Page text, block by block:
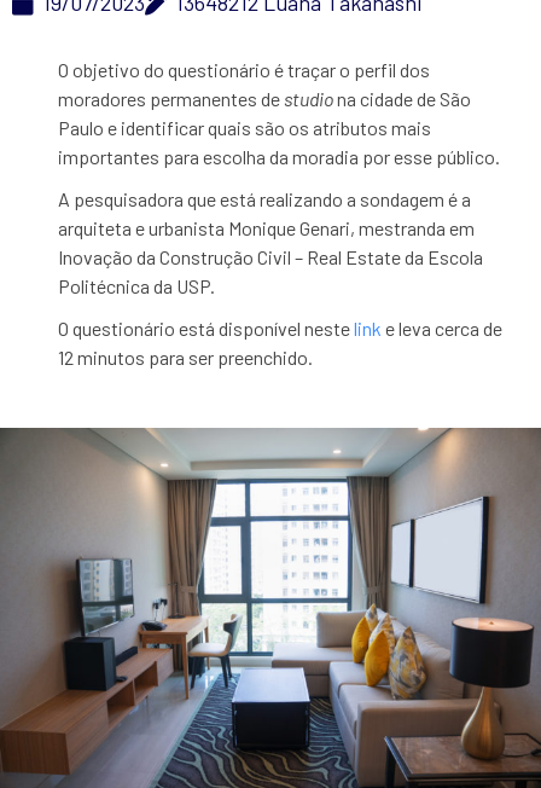
O objetivo do questionário é traçar o perfil dos
moradores permanentes de studiona cidade de São
Paulo e identificar quais são os atributos mais
importantes para escolha da moradia por esse público.
A pesquisadora que está realizando a sondagem é a
arquiteta e urbanista Monique Genari, mestranda em
Inovação da Construção Civil – Real Estate da Escola
Politécnica da USP.
O questionário está disponível nestelinke leva cerca de
12 minutos para ser preenchido.